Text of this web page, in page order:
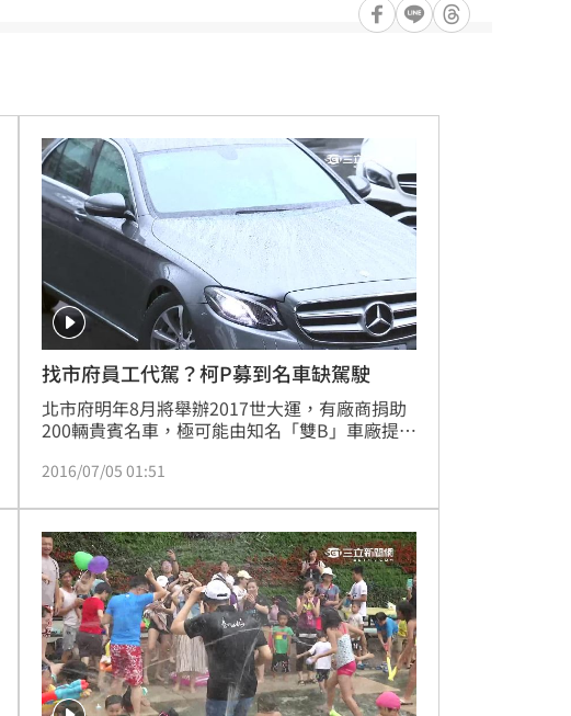
找市府員工代駕？柯P募到名車缺駕駛
北市府明年8月將舉辦2017世大運，有廠商捐助
200輛貴賓名車，極可能由知名「雙B」車廠提
此舉讓市府非常頭痛，柯文哲上午出席活動坦
在努力找人，若真的找不到人，市府恐怕將找府
內司機或透過其他方式解決。
2016/07/05 01:51